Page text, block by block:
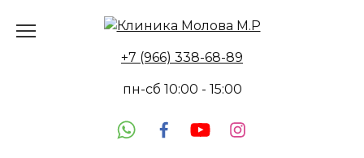
+7 (966) 338-68-89
пн-сб 10:00 - 15:00